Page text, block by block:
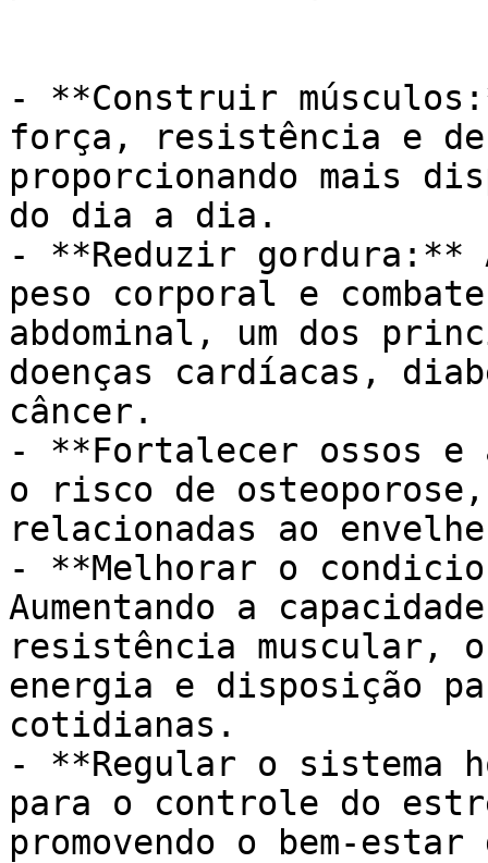
- **Construir
força, resistência e
proporcionando mais
do dia a dia.
- **Reduzir gordura:**
peso corporal e
abdominal, um dos
doenças cardíacas,
câncer.
- **Fortalecer ossos e
o risco de
relacionadas ao
- **Melhorar o
Aumentando a
resistência muscular,
energia e disposição
cotidianas.
- **Regular o sistema
para o controle do
promovendo o bem-